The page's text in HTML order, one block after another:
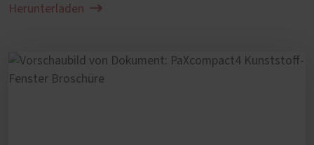
Herunterladen